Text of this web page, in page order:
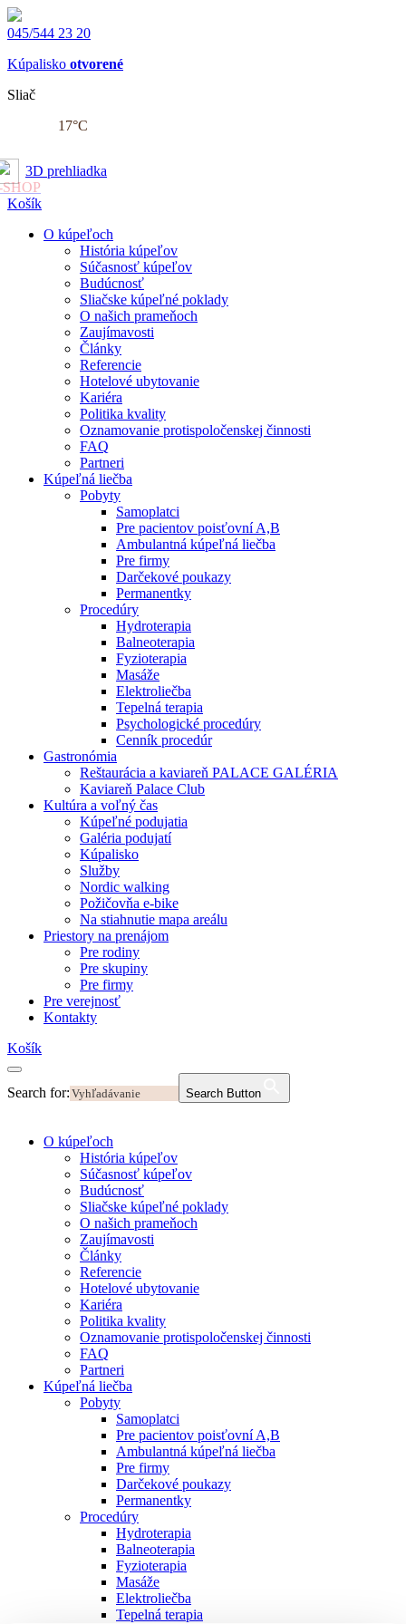
045/544 23 20
Kúpalisko otvorené
Sliač
17°C
3D prehliadka
Košík
O kúpeľoch
História kúpeľov
Súčasnosť kúpeľov
Budúcnosť
Sliačske kúpeľné poklady
O našich prameňoch
Zaujímavosti
Články
Referencie
Hotelové ubytovanie
Kariéra
Politika kvality
Oznamovanie protispoločenskej činnosti
FAQ
Partneri
Kúpeľná liečba
Pobyty
Samoplatci
Pre pacientov poisťovní A,B
Ambulantná kúpeľná liečba
Pre firmy
Darčekové poukazy
Permanentky
Procedúry
Hydroterapia
Balneoterapia
Fyzioterapia
Masáže
Elektroliečba
Tepelná terapia
Psychologické procedúry
Cenník procedúr
Gastronómia
Reštaurácia a kaviareň PALACE GALÉRIA
Kaviareň Palace Club
Kultúra a voľný čas
Kúpeľné podujatia
Galéria podujatí
Kúpalisko
Služby
Nordic walking
Požičovňa e-bike
Na stiahnutie mapa areálu
Priestory na prenájom
Pre rodiny
Pre skupiny
Pre firmy
Pre verejnosť
Kontakty
Košík
Search for: Search Button
O kúpeľoch
História kúpeľov
Súčasnosť kúpeľov
Budúcnosť
Sliačske kúpeľné poklady
O našich prameňoch
Zaujímavosti
Články
Referencie
Hotelové ubytovanie
Kariéra
Politika kvality
Oznamovanie protispoločenskej činnosti
FAQ
Partneri
Kúpeľná liečba
Pobyty
Samoplatci
Pre pacientov poisťovní A,B
Ambulantná kúpeľná liečba
Pre firmy
Darčekové poukazy
Permanentky
Procedúry
Hydroterapia
Balneoterapia
Fyzioterapia
Masáže
Elektroliečba
Tepelná terapia